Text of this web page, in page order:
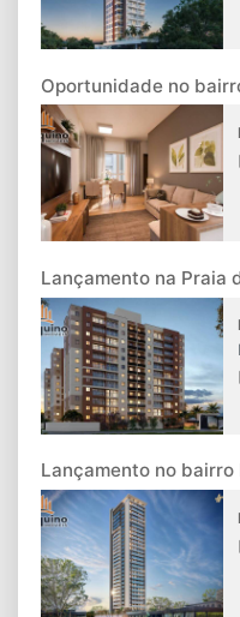
Oportunidade no
Lançamento na Praia
Lançamento no